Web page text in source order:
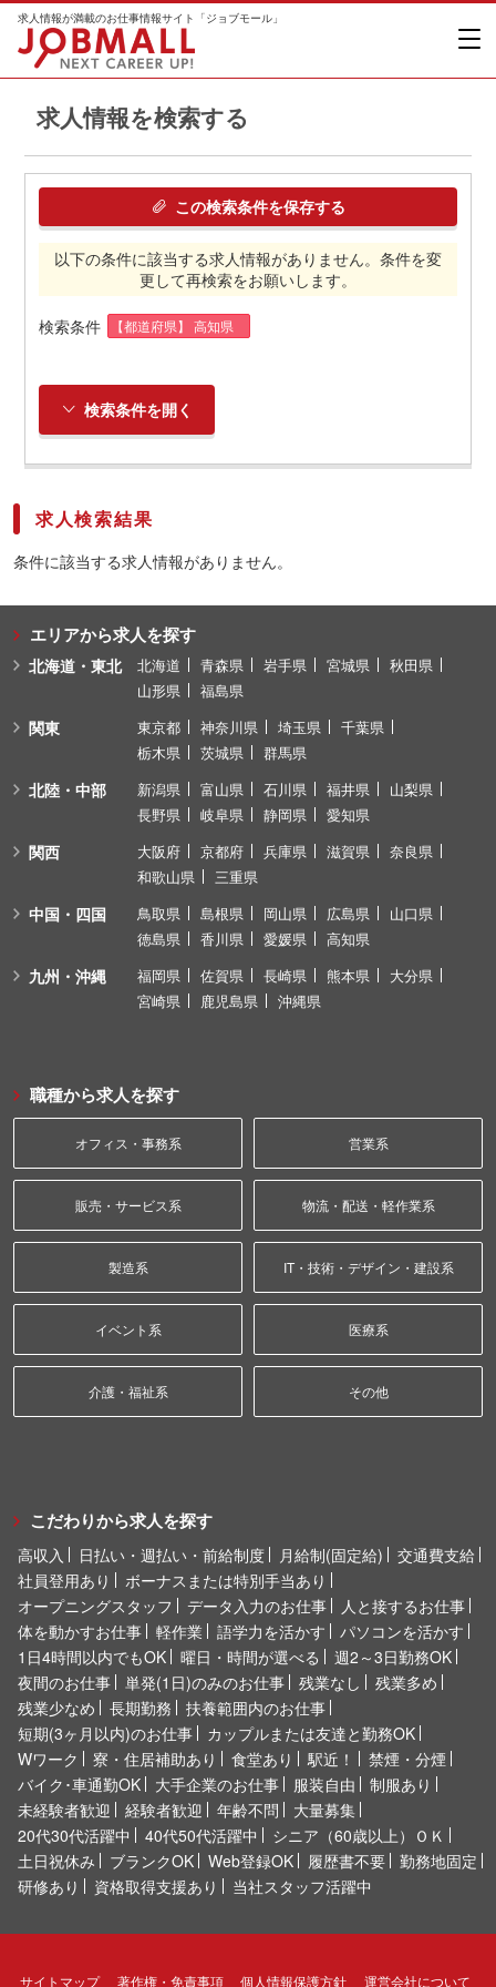
求人情報が満載のお仕事情報サイト「ジョブモール」
求人情報を検索する
この検索条件を保存する
以下の条件に該当する求人情報がありません。条件を変
更して再検索をお願いします。
検索条件 【都道府県】 高知県
検索条件を開く
求人検索結果
条件に該当する求人情報がありません。
エリアから求人を探す
北海道・東北 北海道 青森県 岩手県 宮城県
秋田県
山形県
福島県
関東 東京都 神奈川県 埼玉県
千葉県
栃木県
茨城県 群馬県
北陸・中部 新潟県 富山県 石川県 福井県
山梨県
長野県
岐阜県 静岡県 愛知県
関西 大阪府 京都府 兵庫県 滋賀県
奈良県
和歌山県
三重県
中国・四国 鳥取県 島根県 岡山県 広島県
山口県
徳島県
香川県 愛媛県 高知県
九州・沖縄 福岡県 佐賀県 長崎県 熊本県
大分県
宮崎県
鹿児島県 沖縄県
職種から求人を探す
オフィス・事務系 営業系
販売・サービス系 物流・配送・軽作業系
製造系 IT・技術・デザイン・建設系
イベント系 医療系
介護・福祉系 その他
こだわりから求人を探す
高収入 日払い・週払い・前給制度 月給制(固定給)
交通費支給
社員登用あり
ボーナスまたは特別手当あり
オープニングスタッフ
データ入力のお仕事
人と接するお仕事
体を動かすお仕事
軽作業 語学力を活かす
パソコンを活かす
1日4時間以内でもOK
曜日・時間が選べる
週2～3日勤務OK
夜間のお仕事
単発(1日)のみのお仕事 残業なし
残業多め
残業少なめ
長期勤務
扶養範囲内のお仕事
短期(3ヶ月以内)のお仕事
カップルまたは友達と勤務OK
Wワーク
寮・住居補助あり 食堂あり 駅近！
禁煙・分煙
バイク･車通勤OK
大手企業のお仕事 服装自由
制服あり
未経験者歓迎
経験者歓迎 年齢不問
大量募集
20代30代活躍中
40代50代活躍中
シニア（60歳以上）ＯＫ
土日祝休み
ブランクOK Web登録OK 履歴書不要
勤務地固定
研修あり
資格取得支援あり 当社スタッフ活躍中
サイトマップ 著作権・免責事項 個人情報保護方針 運営会社について